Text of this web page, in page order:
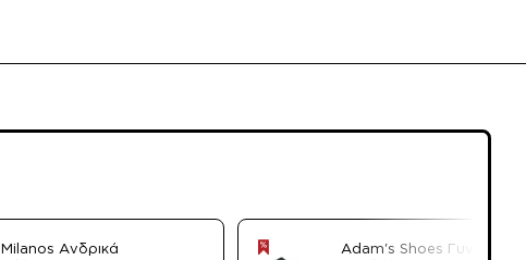
Milanos Ανδρικά
Adam's Shoes Γυναικεία